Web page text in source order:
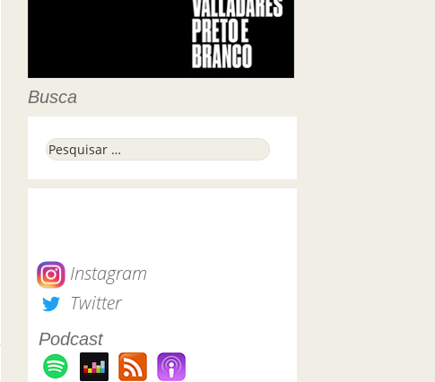
Busca
Pesquisar por:
Instagram
Twitter
Podcast